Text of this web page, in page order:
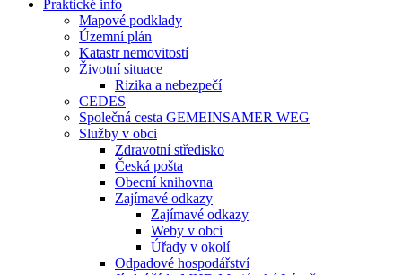
Praktické info
Mapové podklady
Územní plán
Katastr nemovitostí
Životní situace
Rizika a nebezpečí
CEDES
Společná cesta GEMEINSAMER WEG
Služby v obci
Zdravotní středisko
Česká pošta
Obecní knihovna
Zajímavé odkazy
Zajímavé odkazy
Weby v obci
Úřady v okolí
Odpadové hospodářství